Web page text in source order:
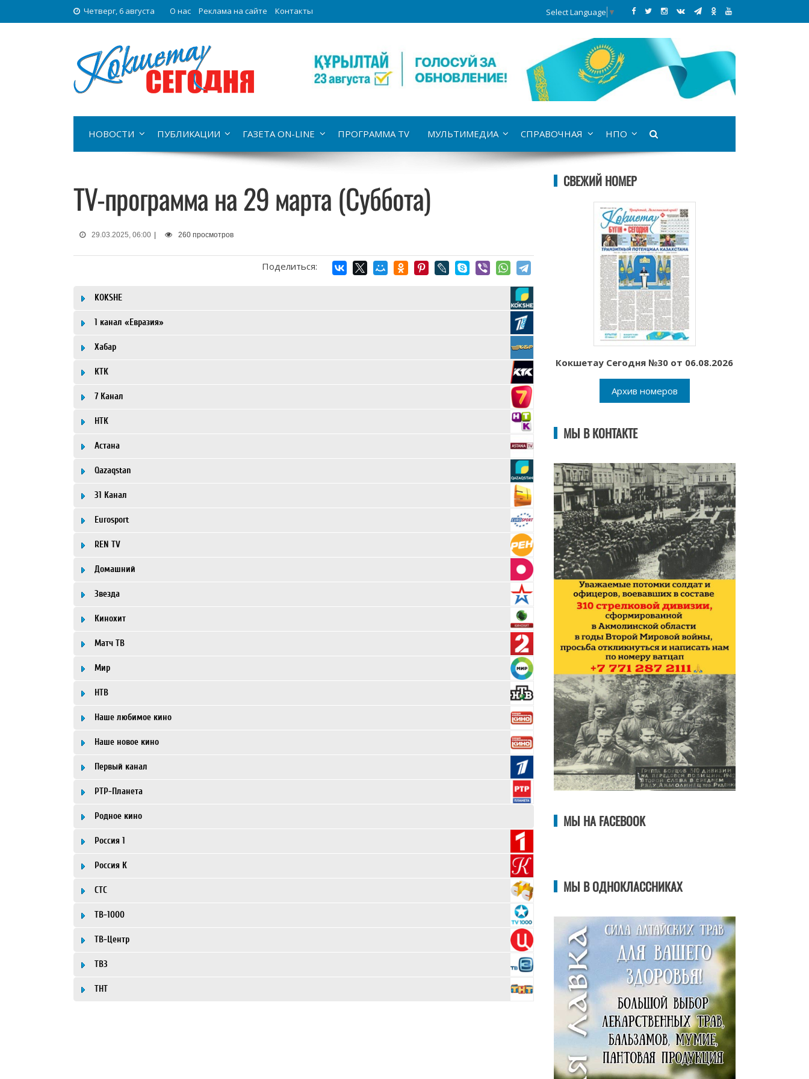
Четверг, 6 августа О нас Реклама на сайте Контакты Select Language ▼
НОВОСТИ ПУБЛИКАЦИИ ГАЗЕТА ON-LINE ПРОГРАММА TV МУЛЬТИМЕДИА СПРАВОЧНАЯ НПО
TV-программа на 29 марта (Суббота)
29.03.2025, 06:00 | 260 просмотров
Поделиться:
KOKSHE
1 канал «Евразия»
Хабар
КТК
7 Канал
НТК
Астана
Qazaqstan
31 Канал
Eurosport
REN TV
Домашний
Звезда
Кинохит
Матч ТВ
Мир
НТВ
Наше любимое кино
Наше новое кино
Первый канал
РТР-Планета
Родное кино
Россия 1
Россия К
СТС
ТВ-1000
ТВ-Центр
ТВ3
ТНТ
СВЕЖИЙ НОМЕР
Кокшетау Сегодня №30 от 06.08.2026
Архив номеров
МЫ В КОНТАКТЕ
МЫ НА FACEBOOK
МЫ В ОДНОКЛАССНИКАХ